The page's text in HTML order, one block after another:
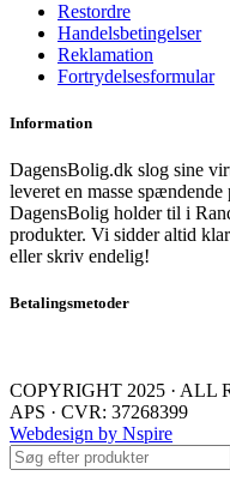
Restordre
Handelsbetingelser
Reklamation
Fortrydelsesformular
Information
DagensBolig.dk slog sine
leveret en masse
DagensBolig holder til i
produkter. Vi sidder altid
eller skriv endelig!
Betalingsmetoder
COPYRIGHT 2025 · ALL
APS · CVR: 37268399
Webdesign by Nspire